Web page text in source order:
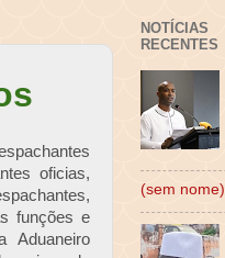
oficias,
funções e
Aduaneiro
NOTÍCIAS
RECENTES
(sem nome)